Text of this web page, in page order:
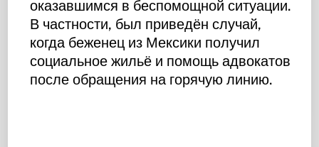
оказавшимся в беспомощной ситуации.
В частности, был приведён случай,
когда беженец из Мексики получил
социальное жильё и помощь адвокатов
после обращения на горячую линию.